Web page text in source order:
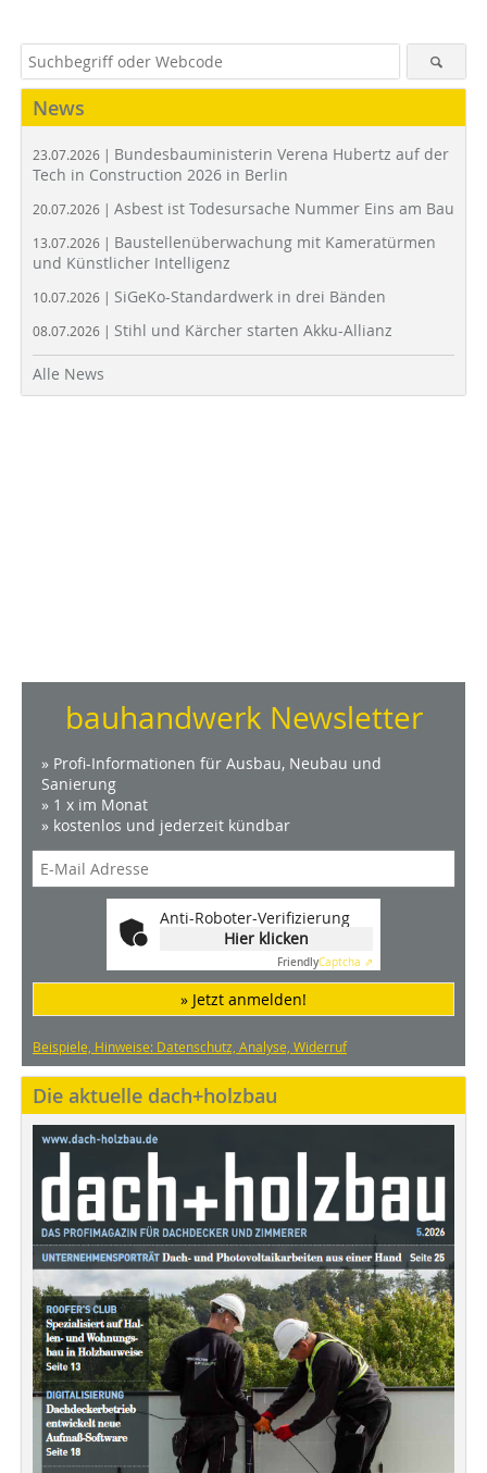
News
23.07.2026 | Bundesbauministerin Verena Hubertz auf der
Tech in Construction 2026 in Berlin
20.07.2026 | Asbest ist Todesursache Nummer Eins am Bau
13.07.2026 | Baustellenüberwachung mit Kameratürmen
und Künstlicher Intelligenz
10.07.2026 | SiGeKo-Standardwerk in drei Bänden
08.07.2026 | Stihl und Kärcher starten Akku-Allianz
Alle News
bauhandwerk Newsletter
» Profi-Informationen für Ausbau, Neubau und
Sanierung
» 1 x im Monat
» kostenlos und jederzeit kündbar
Anti-Roboter-Verifizierung
Hier klicken
FriendlyCaptcha ⇗
» Jetzt anmelden!
Beispiele, Hinweise: Datenschutz, Analyse, Widerruf
Die aktuelle dach+holzbau